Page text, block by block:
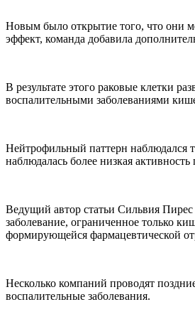
Новым было открытие того, что они
эффект, команда добавила
В результате этого раковые клетки
воспалительными заболеваниями
Нейтрофильный паттерн наблюдался
наблюдалась более низкая
Ведущий автор статьи Сильвия Пирес
заболевание, ограниченное только
формирующейся фармацевтической
Несколько компаний проводят
воспалительные заболевания.